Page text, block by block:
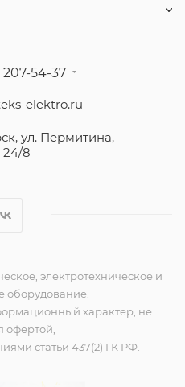
207-54-37
elektro.ru
ул. Пермитина,
24/8
электротехническое и
оборудование.
характер, не
офертой,
статьи 437(2) ГК РФ.